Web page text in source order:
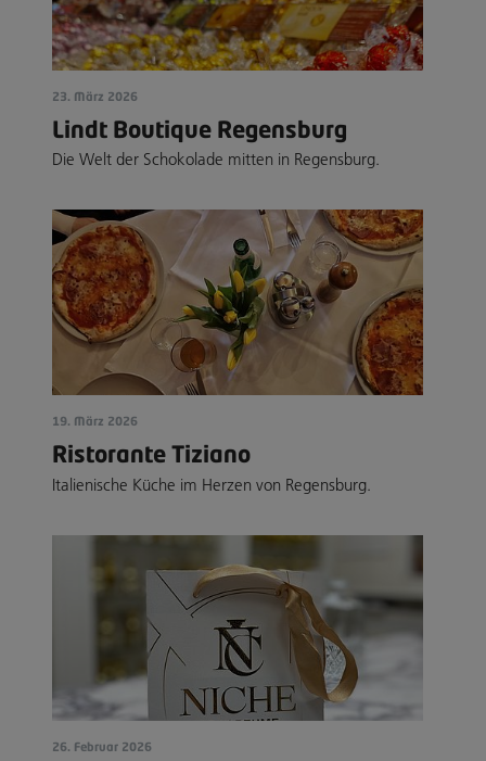
23. März 2026
Lindt Boutique Regensburg
Die Welt der Schokolade mitten in Regensburg.
19. März 2026
Ristorante Tiziano
Italienische Küche im Herzen von Regensburg.
26. Februar 2026